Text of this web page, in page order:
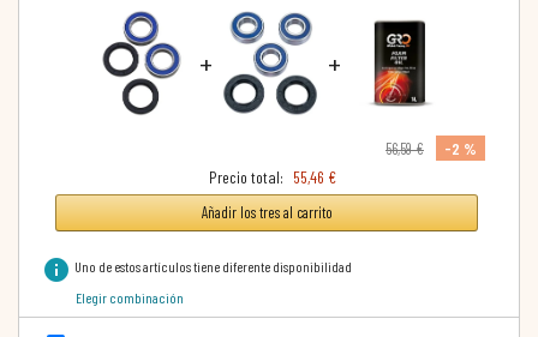
+ +
56,59 €
-2 %
Precio total: 55,46 €
Añadir los tres al carrito
info Uno de estos artículos tiene diferente disponibilidad
Elegir combinación